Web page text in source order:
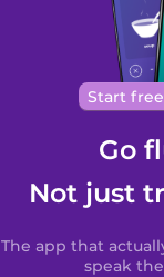
Start
Go
Not just
The app that
speak